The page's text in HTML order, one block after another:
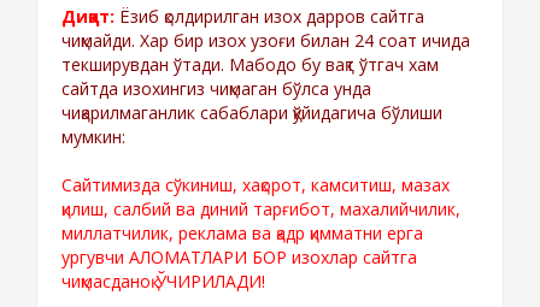
Диққат: Ёзиб қолдирилган изох дарров сайтга
чиқмайди. Хар бир изох узоғи билан 24 соат ичида
текширувдан ўтади. Мабодо бу вақт ўтгач хам
сайтда изохингиз чиқмаган бўлса унда
чиқарилмаганлик сабаблари қўйидагича бўлиши
мумкин:
Сайтимизда сўкиниш, хақорот, камситиш, мазах
қилиш, салбий ва диний тарғибот, махалийчилик,
миллатчилик, реклама ва қадр қимматни ерга
ургувчи АЛОМАТЛАРИ БОР изохлар сайтга
чиқмасданоқ ЎЧИРИЛАДИ!